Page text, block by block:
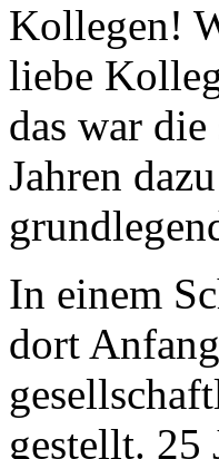
Kollegen!
liebe
das war
Jahren
In einem
dort
gestellt. 25